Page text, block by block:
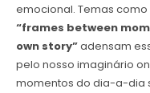
emocional. Temas como
“frames between
own story”adensam
pelo nosso imaginário
momentos do dia-a-dia